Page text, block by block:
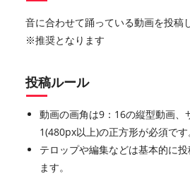
音に合わせて踊っている動画を投稿
※推奨となります
投稿ルール
動画の画角は9：16の縦型動画、
1(480px以上)の正方形が必須です
テロップや編集などは基本的に
ます。